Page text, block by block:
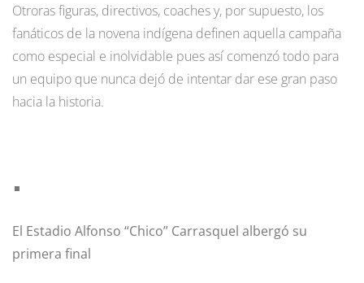
Otroras figuras, directivos, coaches y, por supuesto, los
fanáticos de la novena indígena definen aquella campaña
como especial e inolvidable pues así comenzó todo para
un equipo que nunca dejó de intentar dar ese gran paso
hacia la historia.
El Estadio Alfonso “Chico” Carrasquel albergó su
primera final